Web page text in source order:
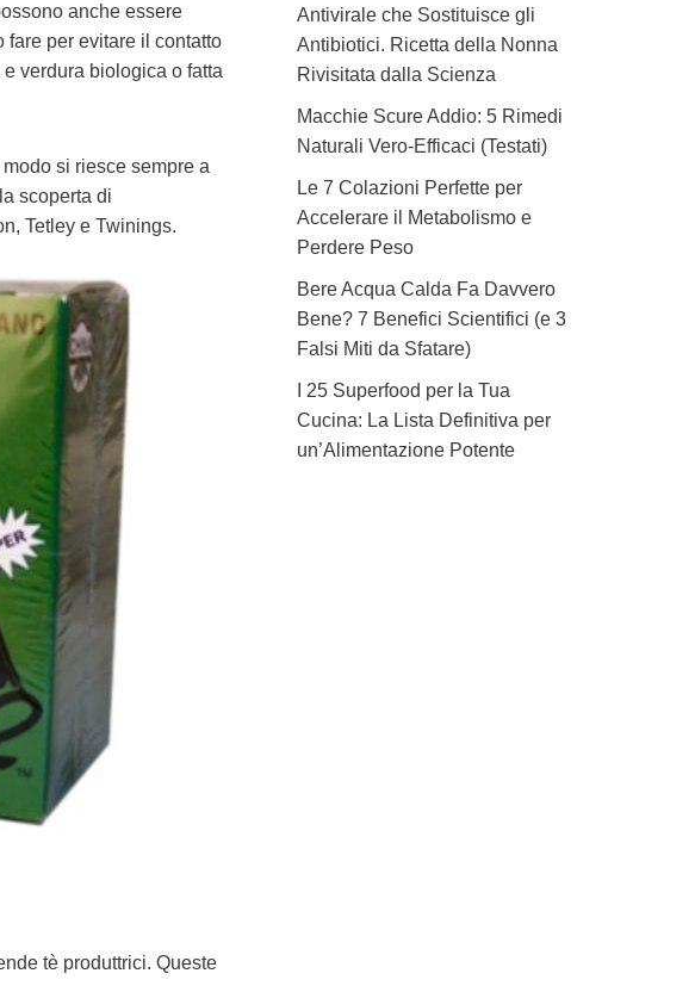
anche essere
per evitare il contatto
verdura biologica o fatta
si riesce sempre a
scoperta di
Tetley e Twinings.
tè produttrici. Queste
Antivirale che Sostituisce gli
Antibiotici. Ricetta della Nonna
Rivisitata dalla Scienza
Macchie Scure Addio: 5 Rimedi
Naturali Vero-Efficaci (Testati)
Le 7 Colazioni Perfette per
Accelerare il Metabolismo e
Perdere Peso
Bere Acqua Calda Fa Davvero
Bene? 7 Benefici Scientifici (e 3
Falsi Miti da Sfatare)
I 25 Superfood per la Tua
Cucina: La Lista Definitiva per
un’Alimentazione Potente